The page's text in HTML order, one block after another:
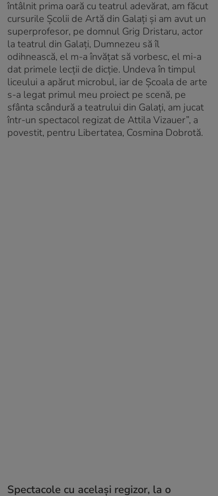
întâlnit prima oară cu teatrul adevărat, am făcut
cursurile Școlii de Artă din Galați și am avut un
superprofesor, pe domnul Grig Dristaru, actor
la teatrul din Galați, Dumnezeu să îl
odihnească, el m-a învățat să vorbesc, el mi-a
dat primele lecții de dicție. Undeva în timpul
liceului a apărut microbul, iar de Școala de arte
s-a legat primul meu proiect pe scenă, pe
sfânta scândură a teatrului din Galați, am jucat
într-un spectacol regizat de Attila Vizauer”, a
povestit, pentru Libertatea, Cosmina Dobrotă.
Spectacole cu același regizor, la o